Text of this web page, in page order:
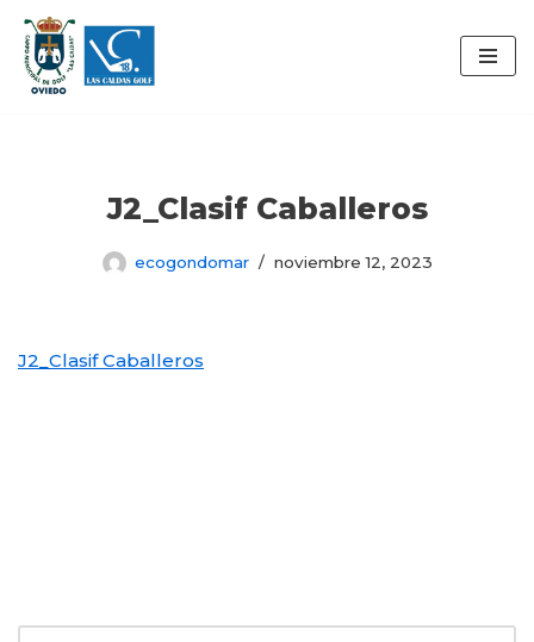
Saltar
al
J2_Clasif Caballeros
ecogondomar noviembre 12, 2023
J2_Clasif Caballeros